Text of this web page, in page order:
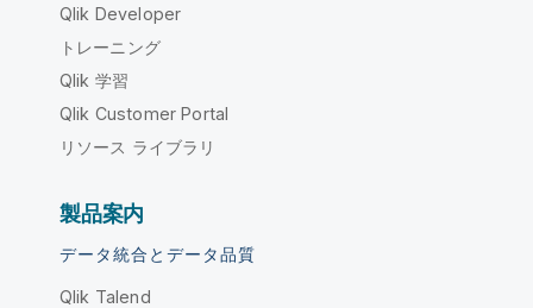
Qlik Developer
トレーニング
Qlik 学習
Qlik Customer Portal
リソース ライブラリ
製品案内
データ統合とデータ品質
Qlik Talend